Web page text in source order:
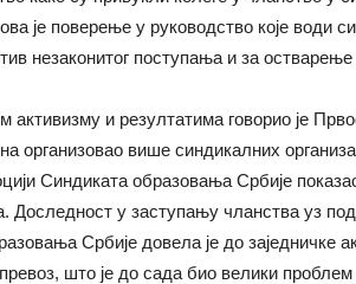
је поверење у руководство које води
незаконитог поступања и за
активизму и резултатима говорио је
организовао више синдикалних
Синдиката образовања Србије
Доследност у заступању чланства уз
Србије довела је до заједничке
што је до сада био велики